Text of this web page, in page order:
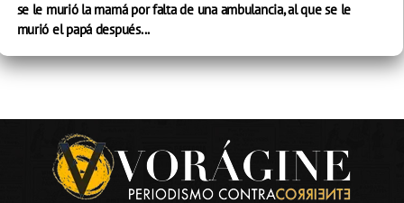
se le murió la mamá por falta de una ambulancia, al que se le
murió el papá después...